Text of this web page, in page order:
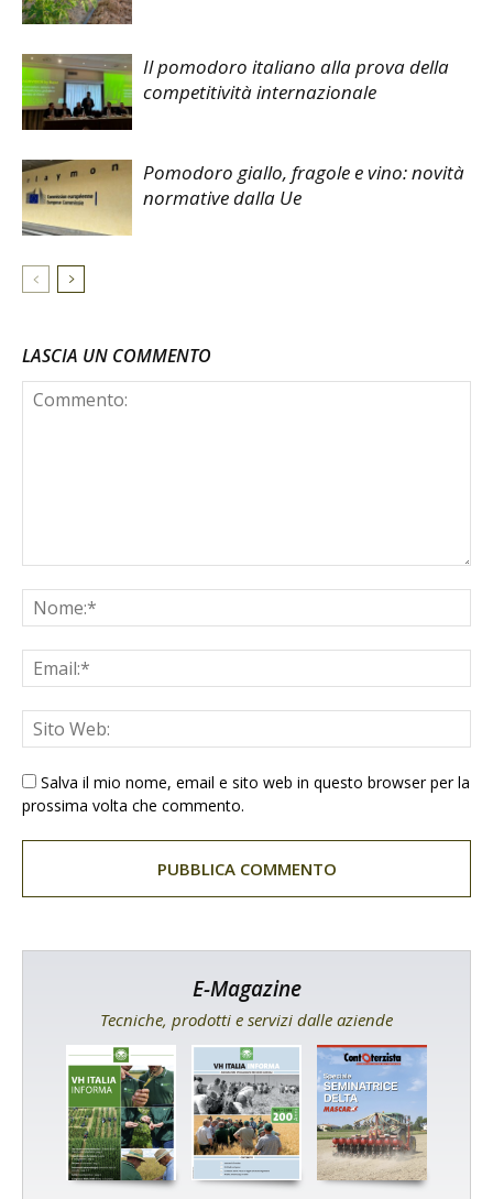
Il pomodoro italiano alla prova della
competitività internazionale
Pomodoro giallo, fragole e vino: novità
normative dalla Ue
LASCIA UN COMMENTO
Salva il mio nome, email e sito web in questo browser per la
prossima volta che commento.
E-Magazine
Tecniche, prodotti e servizi dalle aziende